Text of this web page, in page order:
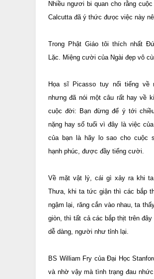
Nhiều ngươi bi quan cho rằng
Calcutta đã ý thức đưọc việc này
Trong Phật Giáo tôi thích nhất
Lặc. Miệng cười của Ngài đẹp vô
Họa sĩ Picasso tuy nổi tiếng về
nhưng đã nói một câu rất hay về
cuộc đời: Bạn đừng để ý tới
nặng hay số tuổi vì đây là việc
của bạn là hãy lo sao cho cuộc
hạnh phúc, được đầy tiếng cười.
Về mặt vật lý, cái gì xảy ra khi
Thưa, khi ta tức giận thì các bắp
ngậm lại, răng cắn vào nhau, ta
giòn, thì tất cả các bắp thịt trên
dễ dàng, người như tỉnh lại.
BS William Fry của Đại Học
và nhờ vậy mà tình trạng đau